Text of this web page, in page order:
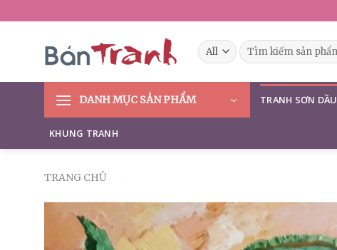
to
Tìm
kiếm:
DANH MỤC SẢN PHẨM TRANH SƠN DẦU
KHUNG TRANH
TRANG CHỦ